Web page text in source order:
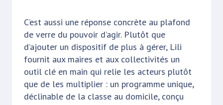
C’est aussi une réponse concrète au plafond
de verre du pouvoir d’agir. Plutôt que
d’ajouter un dispositif de plus à gérer, Lili
fournit aux maires et aux collectivités un
outil clé en main qui relie les acteurs plutôt
que de les multiplier : un programme unique,
déclinable de la classe au domicile, conçu